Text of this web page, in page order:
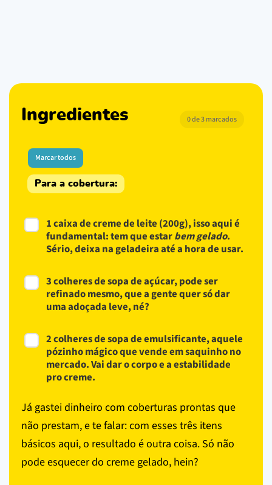
Ingredientes 0 de 3 marcados
Marcar todos
Para a cobertura:
1 caixa de creme de leite (200g), isso aqui é
fundamental: tem que estarbem gelado.
Sério, deixa na geladeira até a hora de usar.
3 colheres de sopa de açúcar, pode ser
refinado mesmo, que a gente quer só dar
uma adoçada leve, né?
2 colheres de sopa de emulsificante, aquele
pózinho mágico que vende em saquinho no
mercado. Vai dar o corpo e a estabilidade
pro creme.
Já gastei dinheiro com coberturas prontas que
não prestam, e te falar: com esses três itens
básicos aqui, o resultado é outra coisa. Só não
pode esquecer do creme gelado, hein?